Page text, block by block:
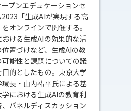
プンエデュケーションセ
「生成AIが実現する高
オンラインで開催する。
ける生成AIの効果的な活
置づけなど、生成AIの教
能性と課題についての議
的としたもの。東京大学
長・山内祐平氏による基
における生成AIの教育利
パネルディスカッション